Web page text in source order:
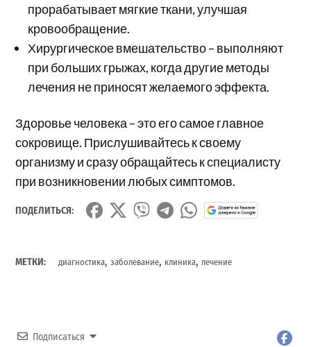
прорабатывает мягкие ткани, улучшая
кровообращение.
Хирургическое вмешательство – выполняют
при больших грыжах, когда другие методы
лечения не приносят желаемого эффекта.
Здоровье человека – это его самое главное
сокровище. Прислушивайтесь к своему
организму и сразу обращайтесь к специалисту
при возникновении любых симптомов.
ПОДЕЛИТЬСЯ:
МЕТКИ: диагностика,заболевание, клиника,лечение
Подписаться